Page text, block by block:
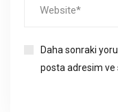
Daha sonraki
posta adresim ve